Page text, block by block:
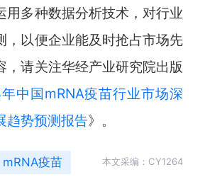
用多种数据分析技术，对行业
，以便企业能及时抢占市场先
，请关注华经产业研究院出版
中国mRNA疫苗行业市场深
趋势预测报告》。
mRNA疫苗 本文采编：CY1264